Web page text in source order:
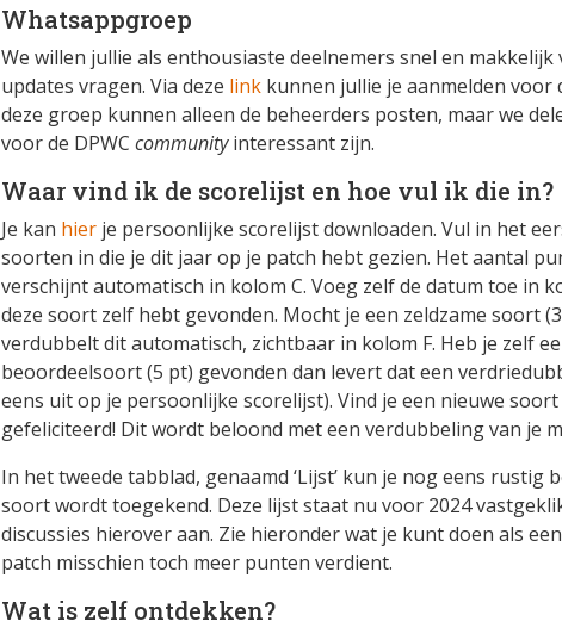
Whatsappgroep
We willen jullie als enthousiaste deelnemers snel en
updates vragen. Via deze link kunnen jullie je aanmelden voor
deze groep kunnen alleen de beheerders posten, maar we
voor de DPWC communityinteressant zijn.
Waar vind ik de scorelijst en hoe vul ik die in?
Je kan hier je persoonlijke scorelijst downloaden. Vul in het
soorten in die je dit jaar op je patch hebt gezien. Het aantal
verschijnt automatisch in kolom C. Voeg zelf de datum toe in
deze soort zelf hebt gevonden. Mocht je een zeldzame soort
verdubbelt dit automatisch, zichtbaar in kolom F. Heb je zelf
beoordeelsoort (5 pt) gevonden dan levert dat een
eens uit op je persoonlijke scorelijst). Vind je een nieuwe
gefeliciteerd! Dit wordt beloond met een verdubbeling van je
In het tweede tabblad, genaamd ‘Lijst’ kun je nog eens rustig
soort wordt toegekend. Deze lijst staat nu voor 2024
discussies hierover aan. Zie hieronder wat je kunt doen als
patch misschien toch meer punten verdient.
Wat is zelf ontdekken?